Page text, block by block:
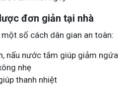
đơn giản tại nhà
số cách dân gian an toàn:
nấu nước tắm giúp giảm ngứa
nhẹ
thanh nhiệt